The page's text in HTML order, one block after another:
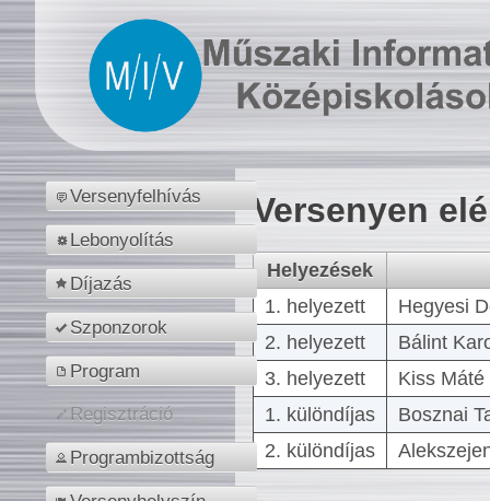
Versenyfelhívás
Lebonyolítás
Díjazás
Szponzorok
Program
Regisztráció
Programbizottság
Versenyen
Helyezések
1. helyezett
Hegyesi
2. helyezett
Bálint
3. helyezett
Kiss
1. különdíjas
Bosznai
2. különdíjas